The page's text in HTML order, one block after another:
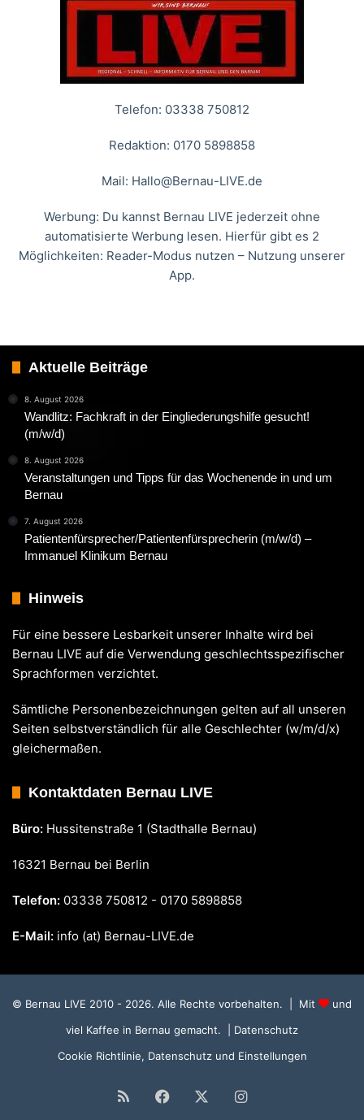
Telefon: 03338 750812
Redaktion: 0170 5898858
Mail: Hallo@Bernau-LIVE.de
Werbung: Du kannst Bernau LIVE jederzeit ohne
automatisierte Werbung lesen. Hierfür gibt es 2
Möglichkeiten: Reader-Modus nutzen – Nutzung unserer
App.
Aktuelle Beiträge
8. August 2026
Wandlitz: Fachkraft in der Eingliederungshilfe gesucht!
(m/w/d)
8. August 2026
Veranstaltungen und Tipps für das Wochenende in und um
Bernau
7. August 2026
Patientenfürsprecher/Patientenfürsprecherin (m/w/d) –
Immanuel Klinikum Bernau
Hinweis
Für eine bessere Lesbarkeit unserer Inhalte wird bei
Bernau LIVE auf die Verwendung geschlechtsspezifischer
Sprachformen verzichtet.
Sämtliche Personenbezeichnungen gelten auf all unseren
Seiten selbstverständlich für alle Geschlechter (w/m/d/x)
gleichermaßen.
Kontaktdaten Bernau LIVE
Büro: Hussitenstraße 1 (Stadthalle Bernau)
16321 Bernau bei Berlin
Telefon: 03338 750812 - 0170 5898858
E-Mail: info (at) Bernau-LIVE.de
© Bernau LIVE 2010 - 2026. Alle Rechte vorbehalten. | Mit
und
viel Kaffee in Bernau gemacht.
| Datenschutz
Cookie Richtlinie, Datenschutz und Einstellungen
RSS Facebook Instagram